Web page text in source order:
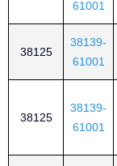
61001
38125
38139-
61001
38125
38139-
61001